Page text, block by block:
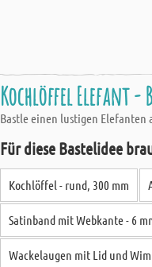
Kochlöffel Elefant -
Bastle einen lustigen Elefanten
Für diese Bastelidee
Kochlöffel - rund, 300 mm
Satinband mit Webkante - 6
Wackelaugen mit Lid und